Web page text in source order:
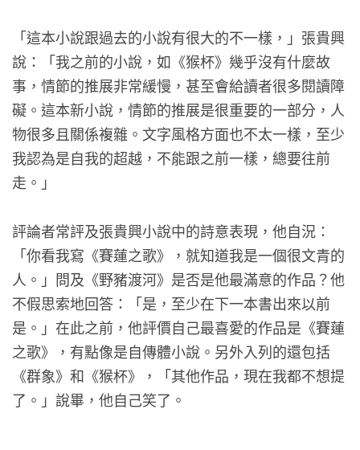
「這本小說跟過去的小說有很大的不一樣，」張貴興
說：「我之前的小說，如《猴杯》幾乎沒有什麼故
事，情節的推展非常緩慢，甚至會給讀者很多閱讀障
礙。這本新小說，情節的推展是很重要的一部分，人
物很多且關係複雜。文字風格方面也不太一樣，至少
我認為是自我的超越，不能跟之前一樣，總要往前
走。」
評論者常評及張貴興小說中的詩意表現，他自況：
「你看我寫《賽蓮之歌》，就知道我是一個很文青的
人。」問及《野豬渡河》是否是他最滿意的作品？他
不假思索地回答：「是，至少在下一本書出來以前
是。」在此之前，他評價自己最喜愛的作品是《賽蓮
之歌》，有點像是自傳體小說。另外入列的還包括
《群象》和《猴杯》，「其他作品，現在我都不想提
了。」說畢，他自己笑了。